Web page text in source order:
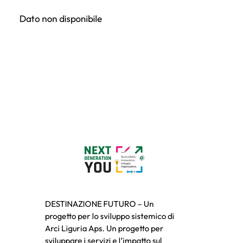
Dato non disponibile
DESTINAZIONE FUTURO – Un
progetto per lo sviluppo sistemico di
Arci Liguria Aps. Un progetto per
sviluppare i servizi e l’impatto sul